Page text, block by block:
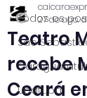
Todos os
São
Ubatuba
Teatro
recebe
Ceará
27 de ago.